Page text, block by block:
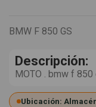
BMW F 850 GS
Descripción:
MOTO . bmw f
Ubicación: